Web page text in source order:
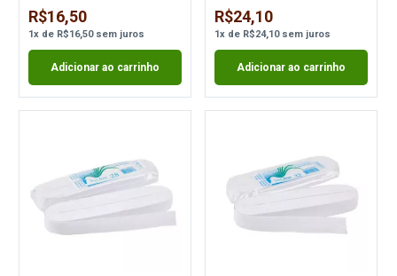
R$16,50
1x de R$16,50sem juros
Adicionar ao carrinho
R$24,10
1xde R$24,10sem juros
Adicionar ao carrinho